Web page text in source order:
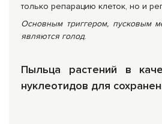
только репарацию клеток, но и
Основным триггером, пусковым
являются голод.
Пыльца растений в
нуклеотидов для